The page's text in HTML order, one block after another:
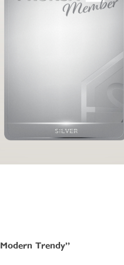
Trendy”
Trendy”